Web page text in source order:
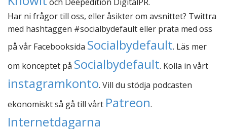
Har ni frågor till oss, eller åsikter om avsnittet? Twittra
med hashtaggen #socialbydefault eller prata med oss
på vår Facebooksida Socialbydefault. Läs mer
om konceptet på Socialbydefault. Kolla in vårt
instagramkonto. Vill du stödja podcasten
ekonomiskt så gå till vårt Patreon.
Internetdagarna